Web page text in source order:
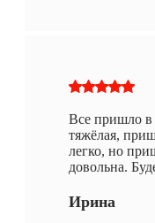
Все пришло в
тяжёлая,
легко, но
довольна.
Ирина